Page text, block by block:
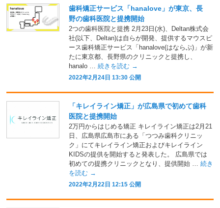
歯科矯正サービス「hanalove」が東京、長
野の歯科医院と提携開始
2つの歯科医院と提携 2月23日(水)、Deltan株式会
社(以下、Deltan)は自らが開発、提供するマウスピ
ース歯科矯正サービス「hanalove(はならぶ)」が新
たに東京都、長野県のクリニックと提携し、
hanalo … 続きを読む →
2022年2月24日 13:30 公開
「キレイライン矯正」が広島県で初めて歯科
医院と提携開始
2万円からはじめる矯正 キレイライン矯正は2月21
日、広島県広島市にある「つつみ歯科クリニッ
ク」にてキレイライン矯正およびキレイライン
KIDSの提供を開始すると発表した。 広島県では
初めての提携クリニックとなり、提供開始 … 続き
を読む →
2022年2月22日 12:15 公開